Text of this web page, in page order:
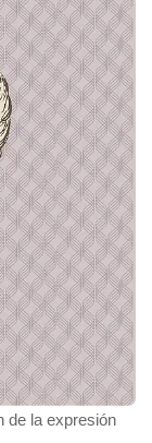
de la expresión